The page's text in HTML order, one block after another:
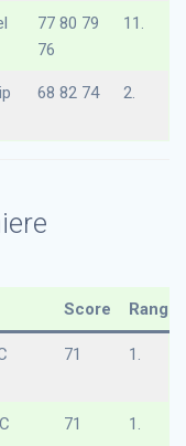
77 80 79
76
11.
68 82 74 2.
Score Rang
71 1.
71 1.